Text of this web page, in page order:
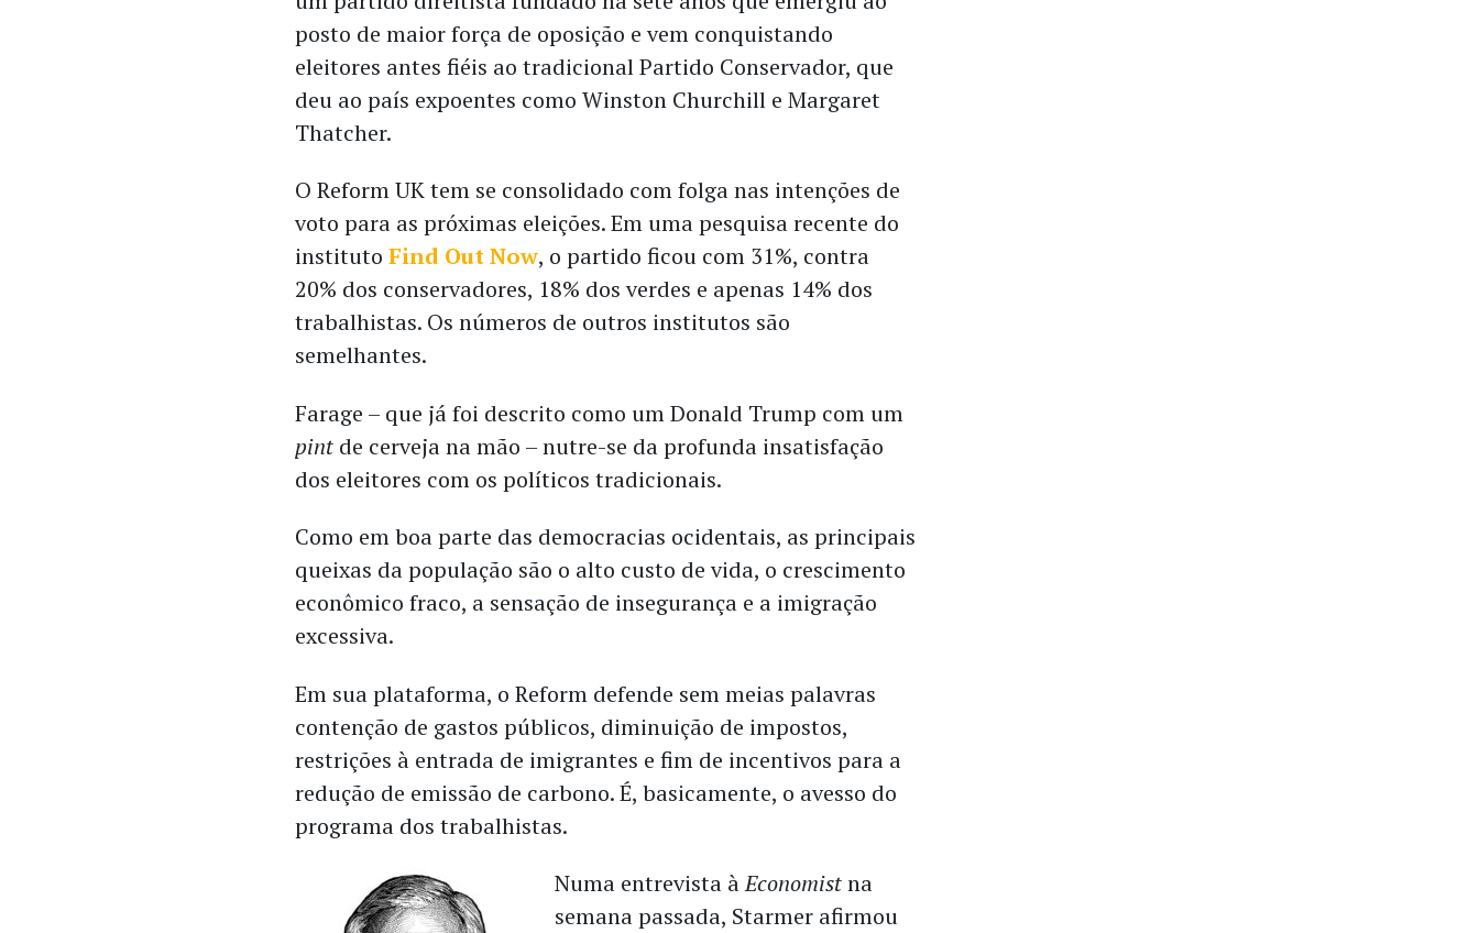
posto de maior força de oposição e vem conquistando
eleitores antes fiéis ao tradicional Partido Conservador, que
deu ao país expoentes como Winston Churchill e Margaret
Thatcher.
O Reform UK tem se consolidado com folga nas intenções de
voto para as próximas eleições. Em uma pesquisa recente do
institutoFind Out Now, o partido ficou com 31%, contra
20% dos conservadores, 18% dos verdes e apenas 14% dos
trabalhistas. Os números de outros institutos são
semelhantes.
Farage – que já foi descrito como um Donald Trump com um
pint de cerveja na mão – nutre-se da profunda insatisfação
dos eleitores com os políticos tradicionais.
Como em boa parte das democracias ocidentais, as principais
queixas da população são o alto custo de vida, o crescimento
econômico fraco, a sensação de insegurança e a imigração
excessiva.
Em sua plataforma, o Reform defende sem meias palavras
contenção de gastos públicos, diminuição de impostos,
restrições à entrada de imigrantes e fim de incentivos para a
redução de emissão de carbono. É, basicamente, o avesso do
programa dos trabalhistas.
Numa entrevista àEconomistna
semana passada, Starmer afirmou